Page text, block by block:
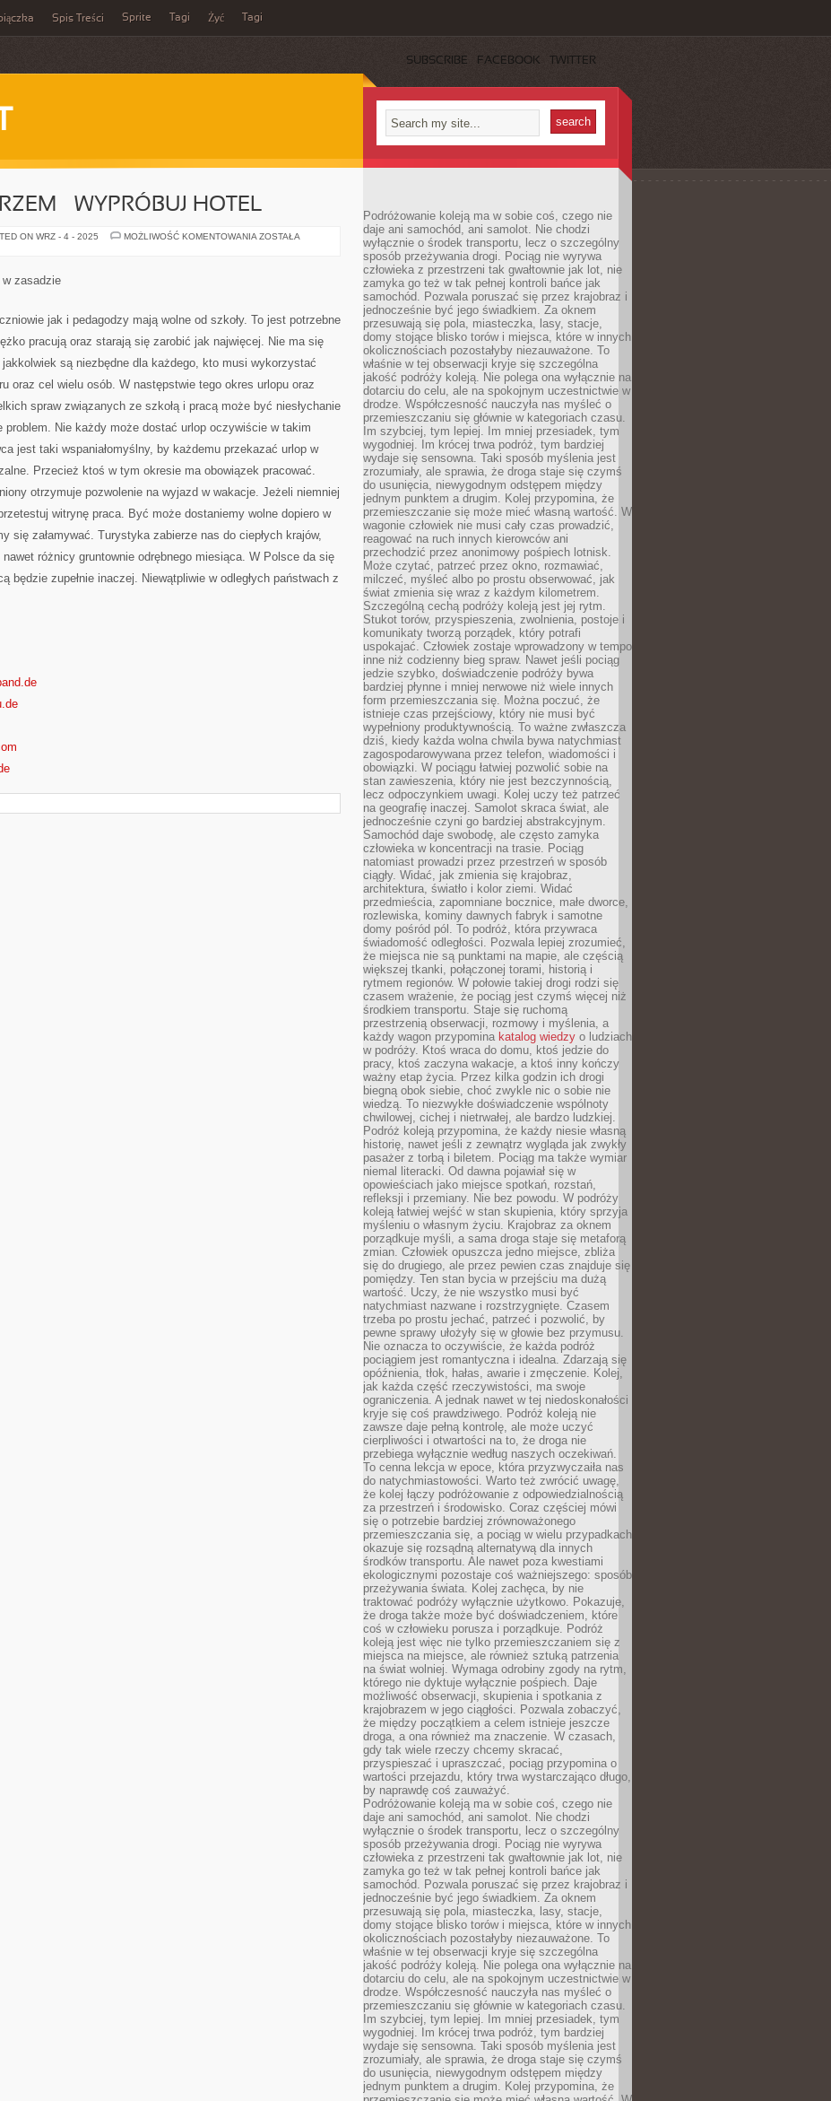
Spis Treści Sprite Tagi Żyć Tagi
SUBSCRIBE FACEBOOK TWITTER
– WYPRÓBUJ HOTEL
ON WRZ - 4 - 2025 MOŻLIWOŚĆ KOMENTOWANIA FERIE
ZOSTAŁA
zasadzie
jak i pedagodzy mają wolne od szkoły. To jest potrzebne
pracują oraz starają się zarobić jak najwięcej. Nie ma się
są niezbędne dla każdego, kto musi wykorzystać
oraz cel wielu osób. W następstwie tego okres urlopu oraz
spraw związanych ze szkołą i pracą może być niesłychanie
problem. Nie każdy może dostać urlop oczywiście w takim
jest taki wspaniałomyślny, by każdemu przekazać urlop w
Przecież ktoś w tym okresie ma obowiązek pracować.
otrzymuje pozwolenie na wyjazd w wakacje. Jeżeli niemniej
witrynę praca. Być może dostaniemy wolne dopiero w
się załamywać. Turystyka zabierze nas do ciepłych krajów,
różnicy gruntownie odrębnego miesiąca. W Polsce da się
będzie zupełnie inaczej. Niewątpliwie w odległych państwach z
Podróżowanie koleją ma w sobie coś, czego nie
daje ani samochód, ani samolot. Nie chodzi
wyłącznie o środek transportu, lecz o szczególny
sposób przeżywania drogi. Pociąg nie wyrywa
człowieka z przestrzeni tak gwałtownie jak lot, nie
zamyka go też w tak pełnej kontroli bańce jak
samochód. Pozwala poruszać się przez krajobraz i
jednocześnie być jego świadkiem. Za oknem
przesuwają się pola, miasteczka, lasy, stacje,
domy stojące blisko torów i miejsca, które w innych
okolicznościach pozostałyby niezauważone. To
właśnie w tej obserwacji kryje się szczególna
jakość podróży koleją. Nie polega ona wyłącznie na
dotarciu do celu, ale na spokojnym uczestnictwie w
drodze. Współczesność nauczyła nas myśleć o
przemieszczaniu się głównie w kategoriach czasu.
Im szybciej, tym lepiej. Im mniej przesiadek, tym
wygodniej. Im krócej trwa podróż, tym bardziej
wydaje się sensowna. Taki sposób myślenia jest
zrozumiały, ale sprawia, że droga staje się czymś
do usunięcia, niewygodnym odstępem między
jednym punktem a drugim. Kolej przypomina, że
przemieszczanie się może mieć własną wartość. W
wagonie człowiek nie musi cały czas prowadzić,
reagować na ruch innych kierowców ani
przechodzić przez anonimowy pośpiech lotnisk.
Może czytać, patrzeć przez okno, rozmawiać,
milczeć, myśleć albo po prostu obserwować, jak
świat zmienia się wraz z każdym kilometrem.
Szczególną cechą podróży koleją jest jej rytm.
Stukot torów, przyspieszenia, zwolnienia, postoje i
komunikaty tworzą porządek, który potrafi
uspokajać. Człowiek zostaje wprowadzony w tempo
inne niż codzienny bieg spraw. Nawet jeśli pociąg
jedzie szybko, doświadczenie podróży bywa
bardziej płynne i mniej nerwowe niż wiele innych
form przemieszczania się. Można poczuć, że
istnieje czas przejściowy, który nie musi być
wypełniony produktywnością. To ważne zwłaszcza
dziś, kiedy każda wolna chwila bywa natychmiast
zagospodarowywana przez telefon, wiadomości i
obowiązki. W pociągu łatwiej pozwolić sobie na
stan zawieszenia, który nie jest bezczynnością,
lecz odpoczynkiem uwagi. Kolej uczy też patrzeć
na geografię inaczej. Samolot skraca świat, ale
jednocześnie czyni go bardziej abstrakcyjnym.
Samochód daje swobodę, ale często zamyka
człowieka w koncentracji na trasie. Pociąg
natomiast prowadzi przez przestrzeń w sposób
ciągły. Widać, jak zmienia się krajobraz,
architektura, światło i kolor ziemi. Widać
przedmieścia, zapomniane bocznice, małe dworce,
rozlewiska, kominy dawnych fabryk i samotne
domy pośród pól. To podróż, która przywraca
świadomość odległości. Pozwala lepiej zrozumieć,
że miejsca nie są punktami na mapie, ale częścią
większej tkanki, połączonej torami, historią i
rytmem regionów. W połowie takiej drogi rodzi się
czasem wrażenie, że pociąg jest czymś więcej niż
środkiem transportu. Staje się ruchomą
przestrzenią obserwacji, rozmowy i myślenia, a
każdy wagon przypomina katalog wiedzy o ludziach
w podróży. Ktoś wraca do domu, ktoś jedzie do
pracy, ktoś zaczyna wakacje, a ktoś inny kończy
ważny etap życia. Przez kilka godzin ich drogi
biegną obok siebie, choć zwykle nic o sobie nie
wiedzą. To niezwykłe doświadczenie wspólnoty
chwilowej, cichej i nietrwałej, ale bardzo ludzkiej.
Podróż koleją przypomina, że każdy niesie własną
historię, nawet jeśli z zewnątrz wygląda jak zwykły
pasażer z torbą i biletem. Pociąg ma także wymiar
niemal literacki. Od dawna pojawiał się w
opowieściach jako miejsce spotkań, rozstań,
refleksji i przemiany. Nie bez powodu. W podróży
koleją łatwiej wejść w stan skupienia, który sprzyja
myśleniu o własnym życiu. Krajobraz za oknem
porządkuje myśli, a sama droga staje się metaforą
zmian. Człowiek opuszcza jedno miejsce, zbliża
się do drugiego, ale przez pewien czas znajduje się
pomiędzy. Ten stan bycia w przejściu ma dużą
wartość. Uczy, że nie wszystko musi być
natychmiast nazwane i rozstrzygnięte. Czasem
trzeba po prostu jechać, patrzeć i pozwolić, by
pewne sprawy ułożyły się w głowie bez przymusu.
Nie oznacza to oczywiście, że każda podróż
pociągiem jest romantyczna i idealna. Zdarzają się
opóźnienia, tłok, hałas, awarie i zmęczenie. Kolej,
jak każda część rzeczywistości, ma swoje
ograniczenia. A jednak nawet w tej niedoskonałości
kryje się coś prawdziwego. Podróż koleją nie
zawsze daje pełną kontrolę, ale może uczyć
cierpliwości i otwartości na to, że droga nie
przebiega wyłącznie według naszych oczekiwań.
To cenna lekcja w epoce, która przyzwyczaiła nas
do natychmiastowości. Warto też zwrócić uwagę,
że kolej łączy podróżowanie z odpowiedzialnością
za przestrzeń i środowisko. Coraz częściej mówi
się o potrzebie bardziej zrównoważonego
przemieszczania się, a pociąg w wielu przypadkach
okazuje się rozsądną alternatywą dla innych
środków transportu. Ale nawet poza kwestiami
ekologicznymi pozostaje coś ważniejszego: sposób
przeżywania świata. Kolej zachęca, by nie
traktować podróży wyłącznie użytkowo. Pokazuje,
że droga także może być doświadczeniem, które
coś w człowieku porusza i porządkuje. Podróż
koleją jest więc nie tylko przemieszczaniem się z
miejsca na miejsce, ale również sztuką patrzenia
na świat wolniej. Wymaga odrobiny zgody na rytm,
którego nie dyktuje wyłącznie pośpiech. Daje
możliwość obserwacji, skupienia i spotkania z
krajobrazem w jego ciągłości. Pozwala zobaczyć,
że między początkiem a celem istnieje jeszcze
droga, a ona również ma znaczenie. W czasach,
gdy tak wiele rzeczy chcemy skracać,
przyspieszać i upraszczać, pociąg przypomina o
wartości przejazdu, który trwa wystarczająco długo,
by naprawdę coś zauważyć.
Podróżowanie koleją ma w sobie coś, czego nie
daje ani samochód, ani samolot. Nie chodzi
wyłącznie o środek transportu, lecz o szczególny
sposób przeżywania drogi. Pociąg nie wyrywa
człowieka z przestrzeni tak gwałtownie jak lot, nie
zamyka go też w tak pełnej kontroli bańce jak
samochód. Pozwala poruszać się przez krajobraz i
jednocześnie być jego świadkiem. Za oknem
przesuwają się pola, miasteczka, lasy, stacje,
domy stojące blisko torów i miejsca, które w innych
okolicznościach pozostałyby niezauważone. To
właśnie w tej obserwacji kryje się szczególna
jakość podróży koleją. Nie polega ona wyłącznie na
dotarciu do celu, ale na spokojnym uczestnictwie w
drodze. Współczesność nauczyła nas myśleć o
przemieszczaniu się głównie w kategoriach czasu.
Im szybciej, tym lepiej. Im mniej przesiadek, tym
wygodniej. Im krócej trwa podróż, tym bardziej
wydaje się sensowna. Taki sposób myślenia jest
zrozumiały, ale sprawia, że droga staje się czymś
do usunięcia, niewygodnym odstępem między
jednym punktem a drugim. Kolej przypomina, że